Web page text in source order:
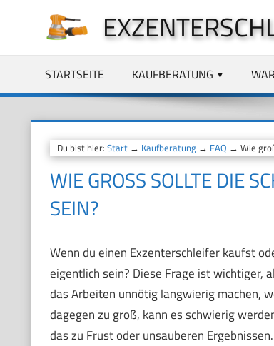
springen
STARTSEITE KAUFBERATUNG
Du bist hier: Start→ Kaufberatung→ FAQ → Wie
WIE GROSS SOLLTE DIE
EIN?
Wenn du einen Exzenterschleifer kaufst
eigentlich sein? Diese Frage ist wichtiger,
das Arbeiten unnötig langwierig machen,
dagegen zu groß, kann es schwierig
das zu Frust oder unsauberen Ergebnissen.